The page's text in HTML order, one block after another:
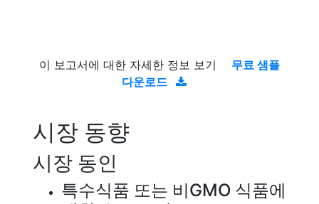
이 보고서에 대한 자세한 정보 보기
무료 샘플
다운로드
시장 동향
시장 동인
특수식품 또는 비GMO 식품에